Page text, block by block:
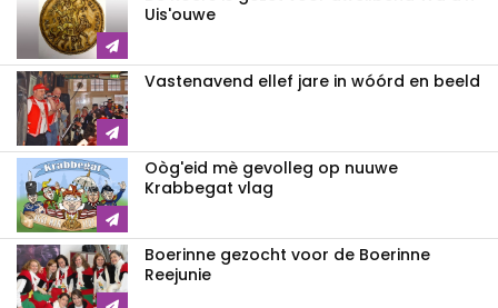
Uis'ouwe
Vastenavend ellef jare in wóórd en beeld
Oòg'eid mè gevolleg op nuuwe
Krabbegat vlag
Boerinne gezocht voor de Boerinne
Reejunie